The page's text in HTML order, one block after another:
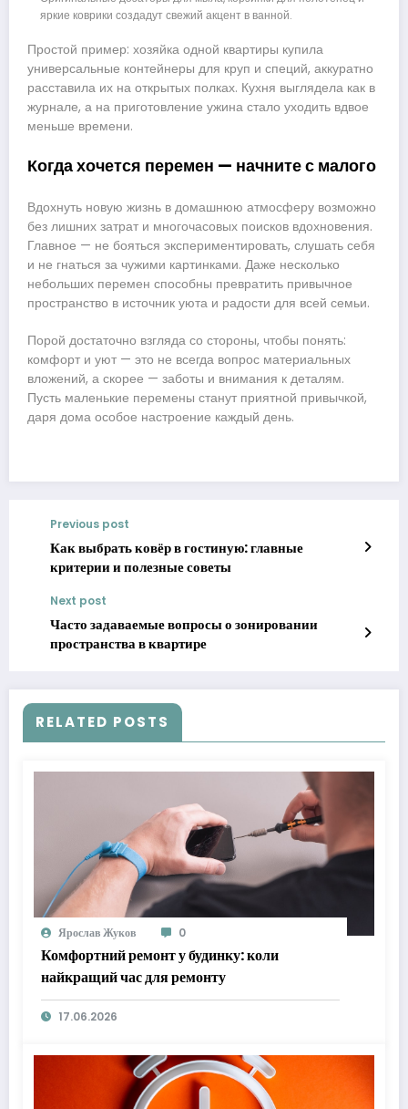
яркие коврики создадут свежий акцент в ванной.
Простой пример: хозяйка одной квартиры купила
универсальные контейнеры для круп и специй, аккуратно
расставила их на открытых полках. Кухня выглядела как в
журнале, а на приготовление ужина стало уходить вдвое
меньше времени.
Когда хочется перемен — начните с малого
Вдохнуть новую жизнь в домашнюю атмосферу возможно
без лишних затрат и многочасовых поисков вдохновения.
Главное — не бояться экспериментировать, слушать себя
и не гнаться за чужими картинками. Даже несколько
небольших перемен способны превратить привычное
пространство в источник уюта и радости для всей семьи.
Порой достаточно взгляда со стороны, чтобы понять:
комфорт и уют — это не всегда вопрос материальных
вложений, а скорее — заботы и внимания к деталям.
Пусть маленькие перемены станут приятной привычкой,
даря дома особое настроение каждый день.
Previous post
Как выбрать ковёр в гостиную: главные
критерии и полезные советы
Next post
Часто задаваемые вопросы о зонировании
пространства в квартире
RELATED POSTS
Ярослав Жуков 0
Комфортний ремонт у будинку: коли
найкращий час для ремонту
17.06.2026